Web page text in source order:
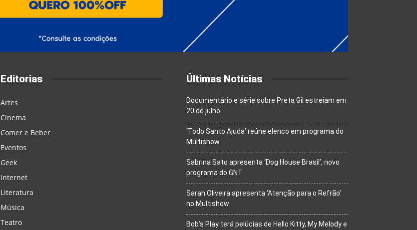
Editorias
Artes
Cinema
Comer e Beber
Eventos
Geek
Internet
Literatura
Música
Teatro
Últimas Notícias
Documentário e série sobre Preta Gil estreiam em
20 de julho
‘Todo Santo Ajuda’ reúne elenco em programa do
Multishow
Sabrina Sato apresenta ‘Dog House Brasil’, novo
programa do GNT
Sarah Oliveira apresenta ‘Atenção para o Refrão’
no Multishow
Bob’s Play terá pelúcias de Hello Kitty, My Melody e